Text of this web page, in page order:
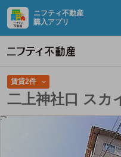
ニフティ不動産
購入アプリ
賃貸2件
二上神社口 スカ